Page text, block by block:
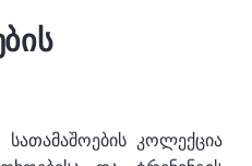
სათამაშოების კოლექცია